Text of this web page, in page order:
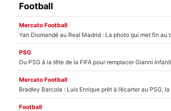
Football
Mercato Football
PSG
Mercato Football
Football